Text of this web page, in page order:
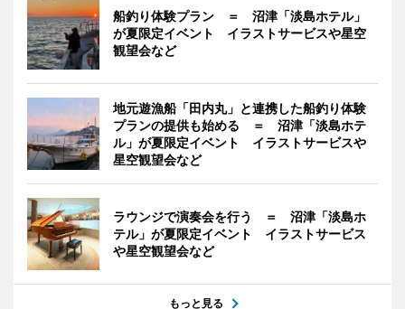
船釣り体験プラン ＝ 沼津「淡島ホテル」
が夏限定イベント イラストサービスや星空
観望会など
地元遊漁船「田内丸」と連携した船釣り体験
プランの提供も始める ＝ 沼津「淡島ホテ
ル」が夏限定イベント イラストサービスや
星空観望会など
ラウンジで演奏会を行う ＝ 沼津「淡島ホ
テル」が夏限定イベント イラストサービス
や星空観望会など
もっと見る